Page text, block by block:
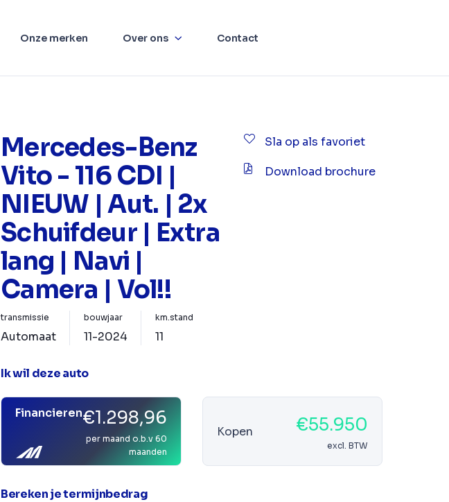
Onze merken Over ons Contact
Mercedes-Benz
Vito - 116 CDI |
NIEUW | Aut. | 2x
Schuifdeur | Extra
lang | Navi |
Camera | Vol!!
Sla op als favoriet
Download brochure
transmissie
Automaat
bouwjaar
11-2024
km.stand
11
Ik wil deze auto
Financieren€1.298,96
per maand o.b.v 60
maanden
Kopen €55.950
excl. BTW
Bereken je termijnbedrag